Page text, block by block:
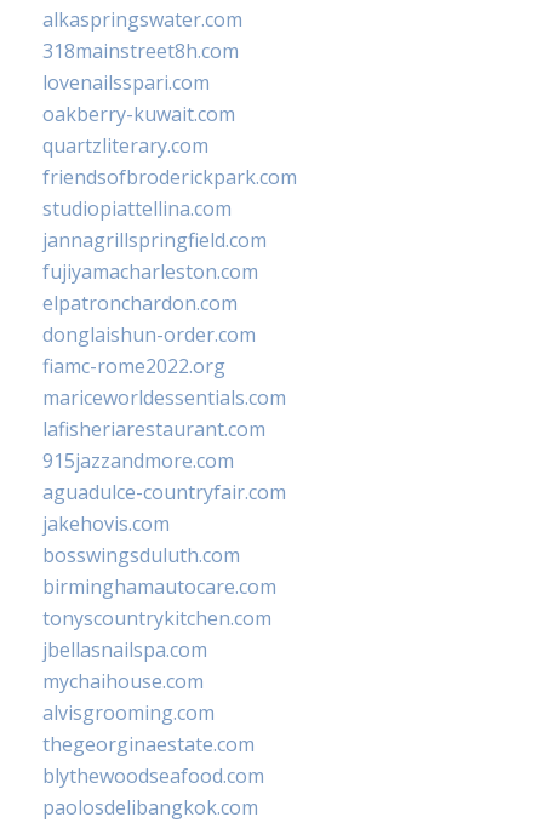
alkaspringswater.com
318mainstreet8h.com
lovenailsspari.com
oakberry-kuwait.com
quartzliterary.com
friendsofbroderickpark.com
studiopiattellina.com
jannagrillspringfield.com
fujiyamacharleston.com
elpatronchardon.com
donglaishun-order.com
fiamc-rome2022.org
mariceworldessentials.com
lafisheriarestaurant.com
915jazzandmore.com
aguadulce-countryfair.com
jakehovis.com
bosswingsduluth.com
birminghamautocare.com
tonyscountrykitchen.com
jbellasnailspa.com
mychaihouse.com
alvisgrooming.com
thegeorginaestate.com
blythewoodseafood.com
paolosdelibangkok.com